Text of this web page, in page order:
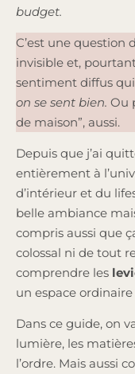
budget.
C’est une question
invisible et,
sentiment diffus qui
on se sent bien. Ou
de maison”, aussi.
Depuis que j’ai
entièrement à
d’intérieur et du
belle ambiance
compris aussi que
colossal ni de tout
comprendre les
un espace
Dans ce guide, on
lumière, les
l’ordre. Mais aussi